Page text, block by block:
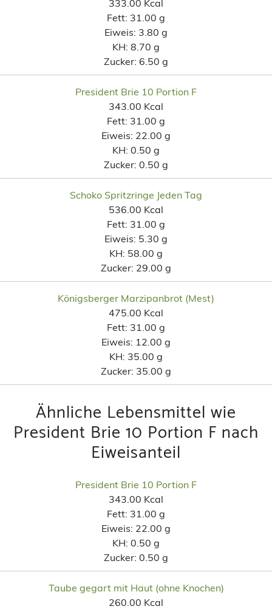
333.00 Kcal
Fett: 31.00 g
Eiweis: 3.80 g
KH: 8.70 g
Zucker: 6.50 g
President Brie 10 Portion F
343.00 Kcal
Fett: 31.00 g
Eiweis: 22.00 g
KH: 0.50 g
Zucker: 0.50 g
Schoko Spritzringe Jeden Tag
536.00 Kcal
Fett: 31.00 g
Eiweis: 5.30 g
KH: 58.00 g
Zucker: 29.00 g
Königsberger Marzipanbrot (Mest)
475.00 Kcal
Fett: 31.00 g
Eiweis: 12.00 g
KH: 35.00 g
Zucker: 35.00 g
Ähnliche Lebensmittel wie
President Brie 10 Portion F nach
Eiweisanteil
President Brie 10 Portion F
343.00 Kcal
Fett: 31.00 g
Eiweis: 22.00 g
KH: 0.50 g
Zucker: 0.50 g
Taube gegart mit Haut (ohne Knochen)
260.00 Kcal